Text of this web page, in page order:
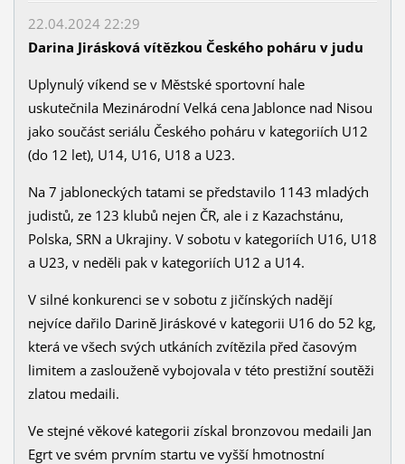
22.04.2024 22:29
Darina Jirásková vítězkou Českého poháru v judu
Uplynulý víkend se v Městské sportovní hale
uskutečnila Mezinárodní Velká cena Jablonce nad Nisou
jako součást seriálu Českého poháru v kategoriích U12
(do 12 let), U14, U16, U18 a U23.
Na 7 jabloneckých tatami se představilo 1143 mladých
judistů, ze 123 klubů nejen ČR, ale i z Kazachstánu,
Polska, SRN a Ukrajiny. V sobotu v kategoriích U16, U18
a U23, v neděli pak v kategoriích U12 a U14.
V silné konkurenci se v sobotu z jičínských nadějí
nejvíce dařilo Darině Jiráskové v kategorii U16 do 52 kg,
která ve všech svých utkáních zvítězila před časovým
limitem a zaslouženě vybojovala v této prestižní soutěži
zlatou medaili.
Ve stejné věkové kategorii získal bronzovou medaili Jan
Egrt ve svém prvním startu ve vyšší hmotnostní